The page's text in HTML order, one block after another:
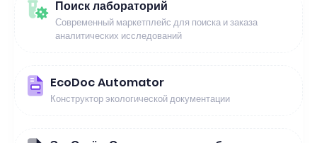
Поиск лабораторий
Современный маркетплейс для поиска и заказа
аналитических исследований
EcoDoc Automator
Конструктор экологической документации